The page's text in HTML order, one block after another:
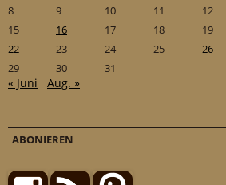
8
9 10 11 12
15
16 17 18 19
22
23 24 25 26
29
30 31
« Juni Aug. »
ABONIEREN